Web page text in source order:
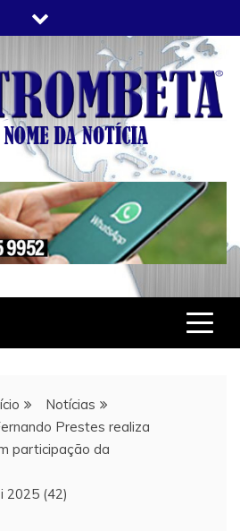
Notícias
Prestes realiza
participação da
2025 (42)